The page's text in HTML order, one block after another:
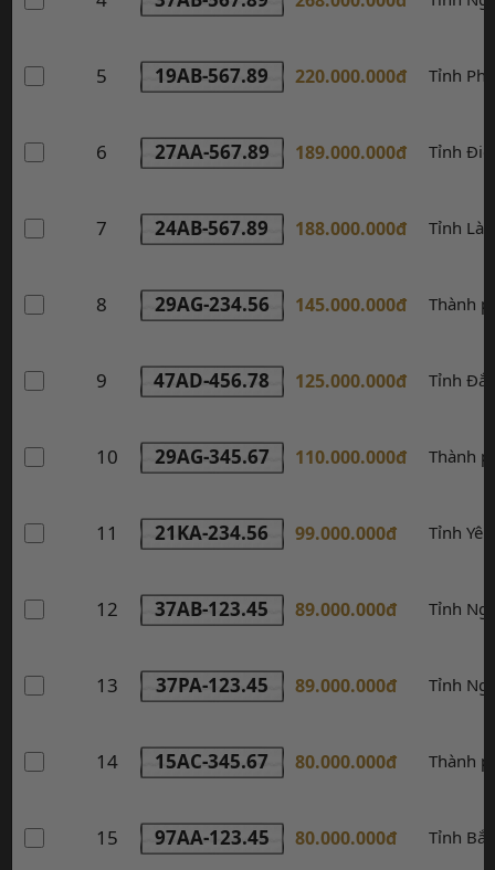
5 19AB-567.89 220.000.000đ Tỉnh
6 27AA-567.89 189.000.000đ Tỉnh
7 24AB-567.89 188.000.000đ Tỉnh
8 29AG-234.56 145.000.000đ Thành
9 47AD-456.78 125.000.000đ Tỉnh
10 29AG-345.67 110.000.000đ Thành
11 21KA-234.56 99.000.000đ Tỉnh
12 37AB-123.45 89.000.000đ Tỉnh
13 37PA-123.45 89.000.000đ Tỉnh
14 15AC-345.67 80.000.000đ Thành
15 97AA-123.45 80.000.000đ Tỉnh